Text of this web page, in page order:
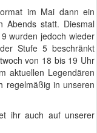
im Mai dann ein
Abends statt. Diesmal
wurden jedoch wieder
Stufe 5 beschränkt
von 18 bis 19 Uhr
aktuellen Legendären
regelmäßig in unseren
ihr auch auf unserer